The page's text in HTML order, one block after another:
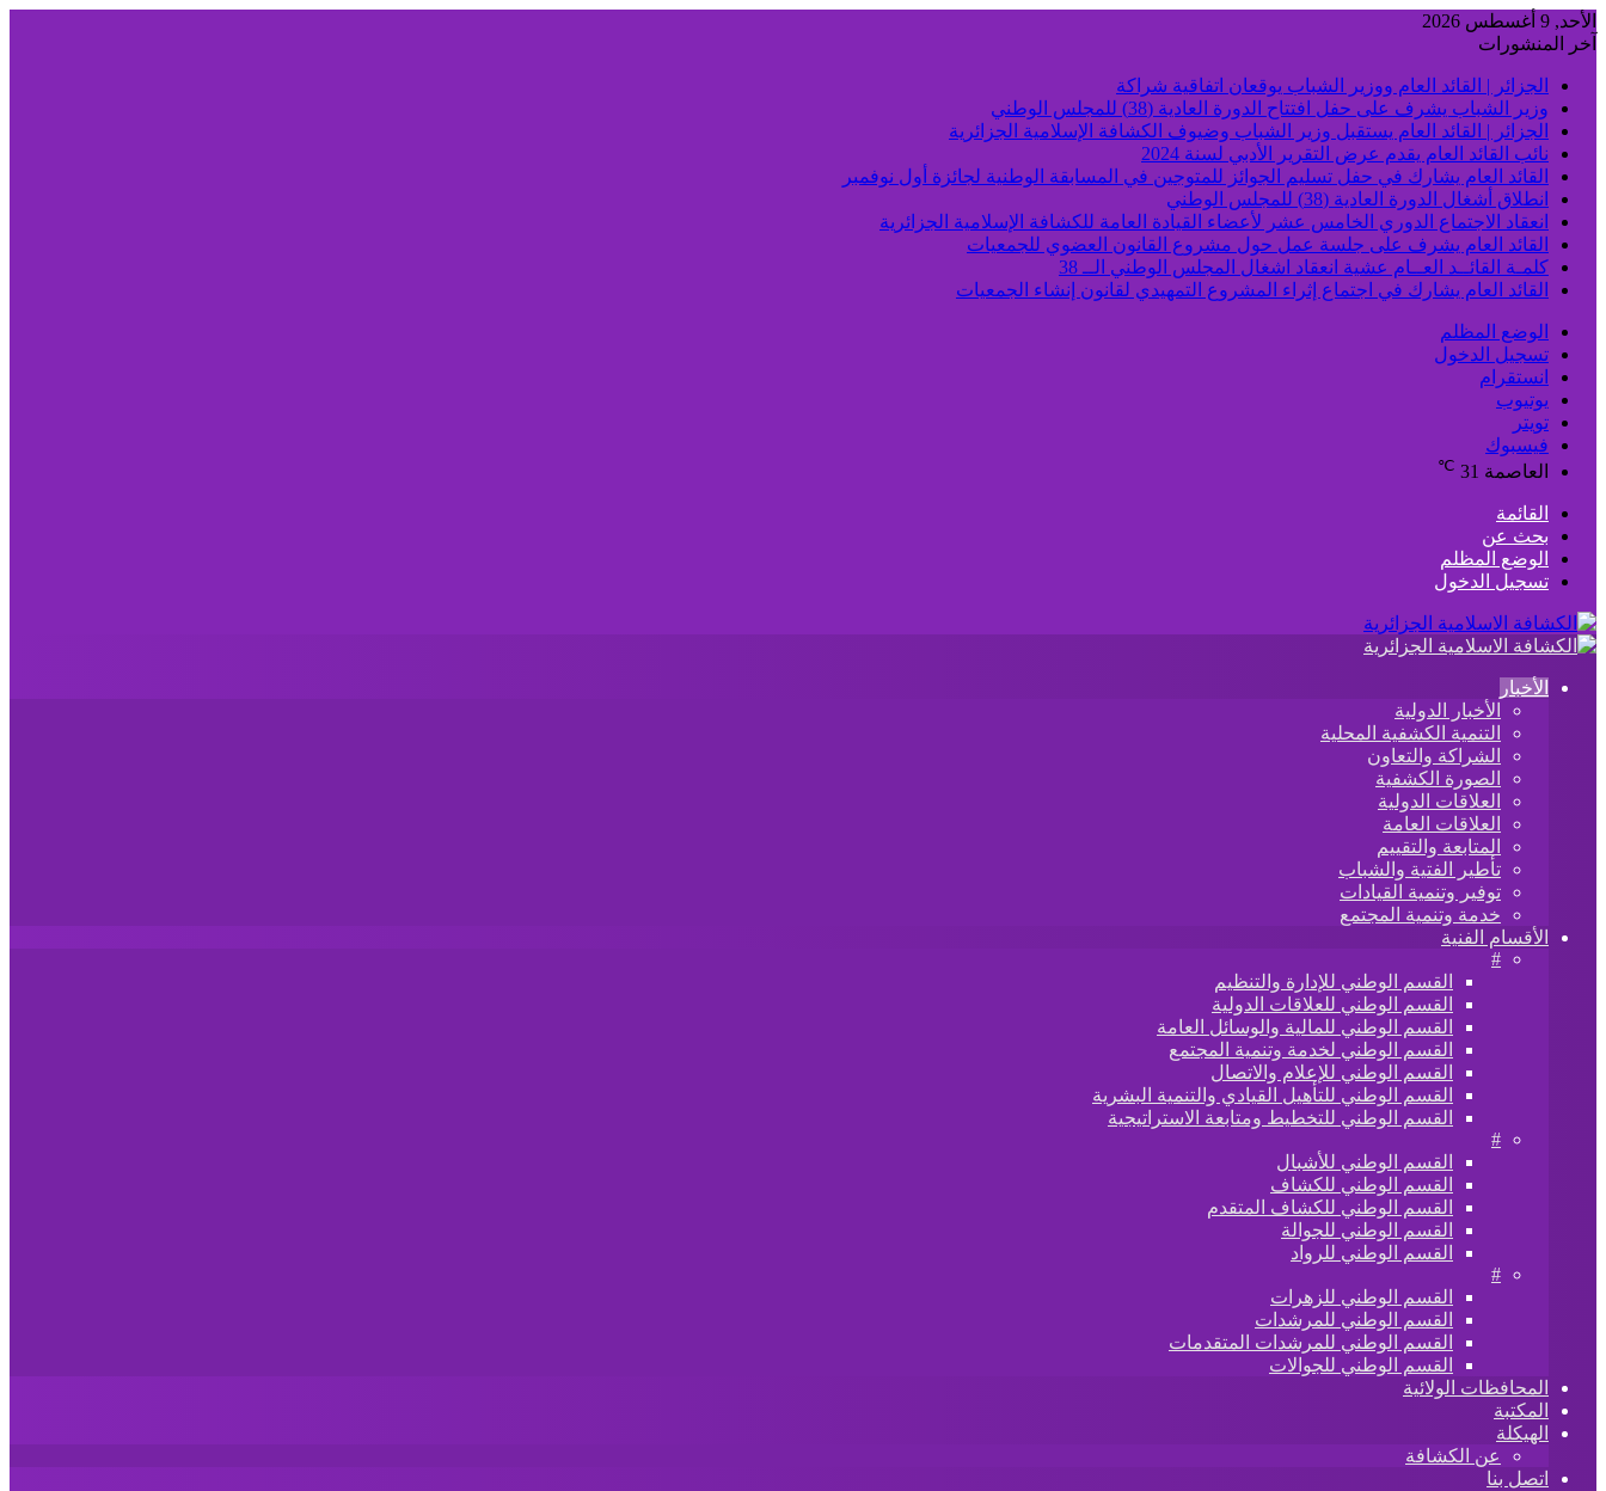
الأحد, 9 أغسطس 2026
آخر المنشورات
الجزائر | القائد العام ووزير الشباب يوقعان اتفاقية شراكة
وزير الشباب يشرف على حفل افتتاح الدورة العادية (38) للمجلس الوطني
الجزائر | القائد العام يستقبل وزير الشباب وضيوف الكشافة الإسلامية الجزائرية
نائب القائد العام يقدم عرض التقرير الأدبي لسنة 2024
القائد العام يشارك في حفل تسليم الجوائز للمتوجين في المسابقة الوطنية لجائزة أول نوفمبر
انطلاق أشغال الدورة العادية (38) للمجلس الوطني
انعقاد الاجتماع الدوري الخامس عشر لأعضاء القيادة العامة للكشافة الإسلامية الجزائرية
القائد العام يشرف على جلسة عمل حول مشروع القانون العضوي للجمعيات
كلمـة القائــد العــام عشية انعقاد اشغال المجلس الوطني الــ 38
القائد العام يشارك في اجتماع إثراء المشروع التمهيدي لقانون إنشاء الجمعيات
الوضع المظلم
تسجيل الدخول
انستقرام
يوتيوب
تويتر
فيسبوك
العاصمة 31
℃
القائمة
بحث عن
الوضع المظلم
تسجيل الدخول
الأخبار
الأخبار الدولية
التنمية الكشفية المحلية
الشراكة والتعاون
الصورة الكشفية
العلاقات الدولية
العلاقات العامة
المتابعة والتقييم
تأطير الفتية والشباب
توفير وتنمية القيادات
خدمة وتنمية المجتمع
الأقسام الفنية
#
القسم الوطني للإدارة والتنظيم
القسم الوطني للعلاقات الدولية
القسم الوطني للمالية والوسائل العامة
القسم الوطني لخدمة وتنمية المجتمع
القسم الوطني للإعلام والاتصال
القسم الوطني للتأهيل القيادي والتنمية البشرية
القسم الوطني للتخطيط ومتابعة الاستراتيجية
#
القسم الوطني للأشبال
القسم الوطني للكشاف
القسم الوطني للكشاف المتقدم
القسم الوطني للجوالة
القسم الوطني للرواد
#
القسم الوطني للزهرات
القسم الوطني للمرشدات
القسم الوطني للمرشدات المتقدمات
القسم الوطني للجوالات
المحافظات الولائية
المكتبة
الهيكلة
عن الكشافة
اتصل بنا